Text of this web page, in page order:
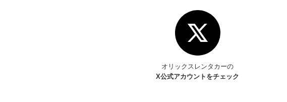
オリックスレンタカーの
X公式アカウントをチェック